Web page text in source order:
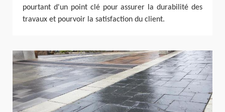
pourtant d'un point clé pour assurer la durabilité des
travaux et pourvoir la satisfaction du client.